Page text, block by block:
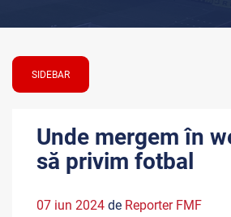
SIDEBAR
Unde mergem în
să privim fotbal
07 iun 2024 de Reporter FMF